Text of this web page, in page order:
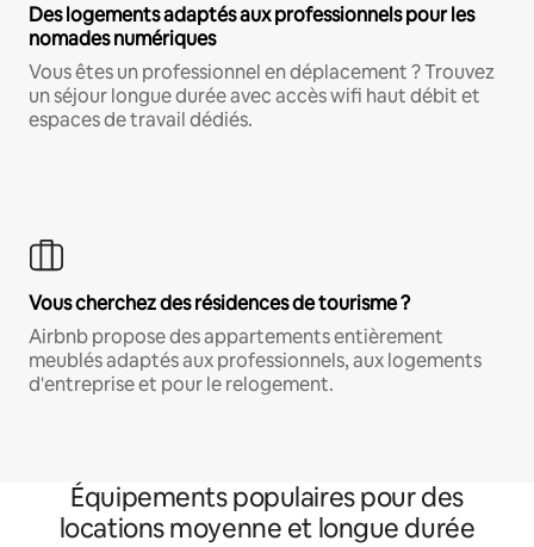
Des logements adaptés aux professionnels pour les
nomades numériques
Vous êtes un professionnel en déplacement ? Trouvez
un séjour longue durée avec accès wifi haut débit et
espaces de travail dédiés.
Vous cherchez des résidences de tourisme ?
Airbnb propose des appartements entièrement
meublés adaptés aux professionnels, aux logements
d'entreprise et pour le relogement.
Équipements populaires pour des
locations moyenne et longue durée